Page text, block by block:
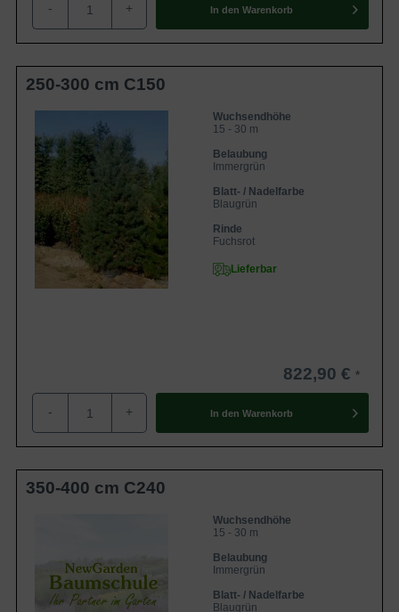
- + In den Warenkorb
250-300 cm C150
Wuchsendhöhe
15 - 30 m
Belaubung
Immergrün
Blatt- / Nadelfarbe
Blaugrün
Rinde
Fuchsrot
Lieferbar
822,90 €
- + In den Warenkorb
350-400 cm C240
Wuchsendhöhe
15 - 30 m
Belaubung
Immergrün
Blatt- / Nadelfarbe
Blaugrün